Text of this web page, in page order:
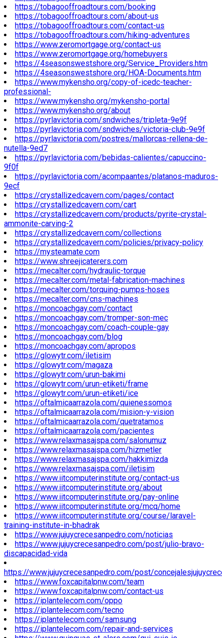
https://tobagooffroadtours.com/booking
https://tobagooffroadtours.com/about-us
https://tobagooffroadtours.com/contact-us
https://tobagooffroadtours.com/hiking-adventures
https://www.zeromortgage.org/contact-us
https://www.zeromortgage.org/homebuyers
https://4seasonswestshore.org/Service_Providers.htm
https://4seasonswestshore.org/HOA-Documents.htm
https://www.mykensho.org/copy-of-icedc-teacher-
professional-
https://www.mykensho.org/mykensho-portal
https://www.mykensho.org/about
https://pyrlavictoria.com/sndwiches/tripleta-9e9f
https://pyrlavictoria.com/sndwiches/victoria-club-9e9f
https://pyrlavictoria.com/postres/mallorcas-rellena-de-
nutella-9ed7
https://pyrlavictoria.com/bebidas-calientes/capuccino-
9f0f
https://pyrlavictoria.com/acompaantes/platanos-maduros-
9ecf
https://crystallizedcavern.com/pages/contact
https://crystallizedcavern.com/cart
https://crystallizedcavern.com/products/pyrite-crystal-
ammonite-carving-2
https://crystallizedcavern.com/collections
https://crystallizedcavern.com/policies/privacy-policy
https://mysteamate.com
https://www.shreejicaterers.com
https://mecalter.com/hydraulic-torque
https://mecalter.com/metal-fabrication-machines
https://mecalter.com/torquing-pumps-hoses
https://mecalter.com/cns-machines
https://moncoachgay.com/contact
https://moncoachgay.com/tromper-son-mec
https://moncoachgay.com/coach-couple-gay
https://moncoachgay.com/blog
https://moncoachgay.com/apropos
https://glowytr.com/iletisim
https://glowytr.com/magaza
https://glowytr.com/urun-bakimi
https://glowytr.com/urun-etiketi/frame
https://glowytr.com/urun-etiketi/ice
https://oftalmicaarrazola.com/quienessomos
https://oftalmicaarrazola.com/mision-y-vision
https://oftalmicaarrazola.com/quetratamos
https://oftalmicaarrazola.com/pacientes
https://www.relaxmasajspa.com/salonumuz
https://www.relaxmasajspa.com/hizmetler
https://www.relaxmasajspa.com/hakkimizda
https://www.relaxmasajspa.com/iletisim
https://www.iitcomputerinstitute.org/contact-us
https://www.iitcomputerinstitute.org/about
https://www.iitcomputerinstitute.org/pay-online
https://www.iitcomputerinstitute.org/mcq/home
https://www.iitcomputerinstitute.org/course/laravel-
training-institute-in-bhadrak
https://www.jujuycrecesanpedro.com/noticias
https://www.jujuycrecesanpedro.com/post/julio-bravo-
discapacidad-vida
https://www.jujuycrecesanpedro.com/post/
https://www.foxcapitalpnw.com/team
https://www.foxcapitalpnw.com/contact-us
https://iplantelecom.com/oppo
https://iplantelecom.com/tecno
https://iplantelecom.com/samsung
https://iplantelecom.com/repair-and-services